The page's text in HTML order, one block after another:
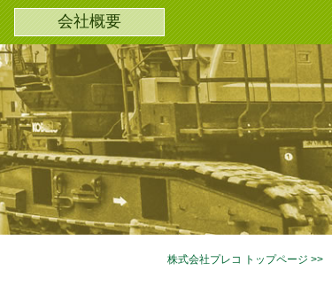
会社概要
会社案内
株式会社プレコ トップページ >>